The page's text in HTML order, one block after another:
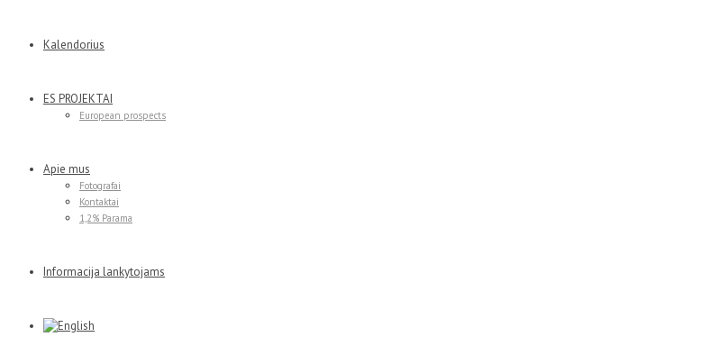
Kalendorius
ES PROJEKTAI
European prospects
Apie mus
Fotografai
Kontaktai
1,2% Parama
Informacija lankytojams